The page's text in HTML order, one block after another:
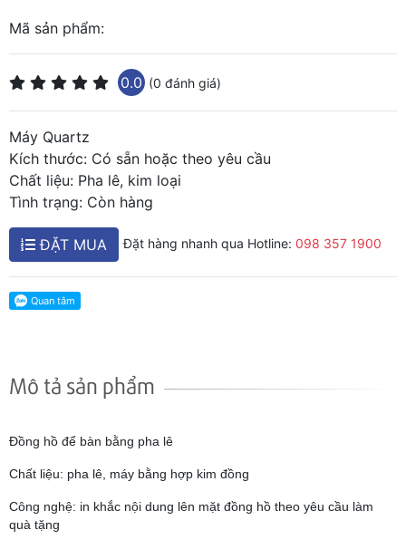
Mã sản phẩm:
0.0 (0 đánh giá)
Máy Quartz
Kích thước: Có sẵn hoặc theo yêu cầu
Chất liệu: Pha lê, kim loại
Tình trạng: Còn hàng
ĐẶT MUA Đặt hàng nhanh qua Hotline: 098 357 1900
Mô tả sản phẩm
Đồng hồ để bàn bằng pha lê
Chất liệu: pha lê, máy bằng hợp kim đồng
Công nghệ: in khắc nội dung lên mặt đồng hồ theo yêu cầu làm
quà tặng